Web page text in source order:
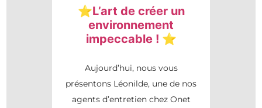
⭐L’art de créer un
environnement
impeccable ! ⭐
Aujourd’hui, nous vous
présentons Léonilde, une de nos
agents d’entretien chez Onet